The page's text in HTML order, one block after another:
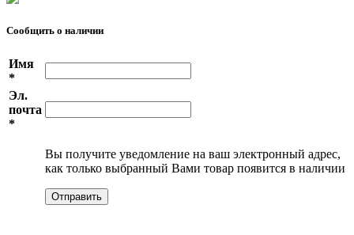
Сообщить о наличии
Имя
*
Эл.
почта
*
Вы получите уведомление на ваш электронный адрес,
как только выбранный Вами товар появится в наличии